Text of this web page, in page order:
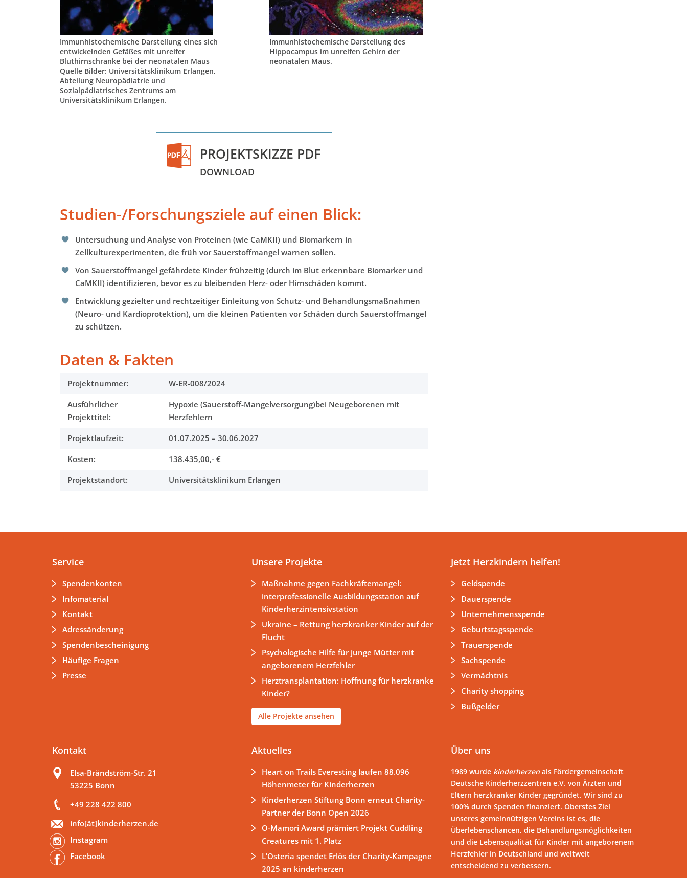
Immunhistochemische Darstellung eines sich
entwickelnden Gefäßes mit unreifer
Bluthirnschranke bei der neonatalen Maus
Quelle Bilder: Universitätsklinikum Erlangen,
Abteilung Neuropädiatrie und
Sozialpädiatrisches Zentrums am
Universitätsklinikum Erlangen.
Immunhistochemische Darstellung des
Hippocampus im unreifen Gehirn der
neonatalen Maus.
PROJEKTSKIZZE PDF
DOWNLOAD
Studien-/Forschungsziele auf einen Blick:
Untersuchung und Analyse von Proteinen (wie CaMKII) und Biomarkern in
Zellkulturexperimenten, die früh vor Sauerstoffmangel warnen sollen.
Von Sauerstoffmangel gefährdete Kinder frühzeitig (durch im Blut erkennbare Biomarker und
CaMKII) identifizieren, bevor es zu bleibenden Herz- oder Hirnschäden kommt.
Entwicklung gezielter und rechtzeitiger Einleitung von Schutz- und Behandlungsmaßnahmen
(Neuro- und Kardioprotektion), um die kleinen Patienten vor Schäden durch Sauerstoffmangel
zu schützen.
Daten & Fakten
Projektnummer: W-ER-008/2024
Ausführlicher
Projekttitel:
Hypoxie (Sauerstoff-Mangelversorgung)bei Neugeborenen mit
Herzfehlern
Projektlaufzeit: 01.07.2025 – 30.06.2027
Kosten: 138.435,00,- €
Projektstandort: Universitätsklinikum Erlangen
Service
Spendenkonten
Infomaterial
Kontakt
Adressänderung
Spendenbescheinigung
Häufige Fragen
Presse
Unsere Projekte
Maßnahme gegen Fachkräftemangel:
interprofessionelle Ausbildungsstation auf
Kinderherzintensivstation
Ukraine – Rettung herzkranker Kinder auf der
Flucht
Psychologische Hilfe für junge Mütter mit
angeborenem Herzfehler
Herztransplantation: Hoffnung für herzkranke
Kinder?
Alle Projekte ansehen
Jetzt Herzkindern helfen!
Geldspende
Dauerspende
Unternehmensspende
Geburtstagsspende
Trauerspende
Sachspende
Vermächtnis
Charity shopping
Bußgelder
Kontakt
Elsa-Brändström-Str. 21
53225 Bonn
+49 228 422 800
info[ät]kinderherzen.de
Instagram
Facebook
Aktuelles
Heart on Trails Everesting laufen 88.096
Höhenmeter für Kinderherzen
Kinderherzen Stiftung Bonn erneut Charity-
Partner der Bonn Open 2026
O-Mamori Award prämiert Projekt Cuddling
Creatures mit 1. Platz
L’Osteria spendet Erlös der Charity-Kampagne
2025 an kinderherzen
Über uns
1989 wurde kinderherzen als Fördergemeinschaft
Deutsche Kinderherzzentren e.V. von Ärzten und
Eltern herzkranker Kinder gegründet. Wir sind zu
100% durch Spenden finanziert. Oberstes Ziel
unseres gemeinnützigen Vereins ist es, die
Überlebenschancen, die Behandlungsmöglichkeiten
und die Lebensqualität für Kinder mit angeborenem
Herzfehler in Deutschland und weltweit
entscheidend zu verbessern.